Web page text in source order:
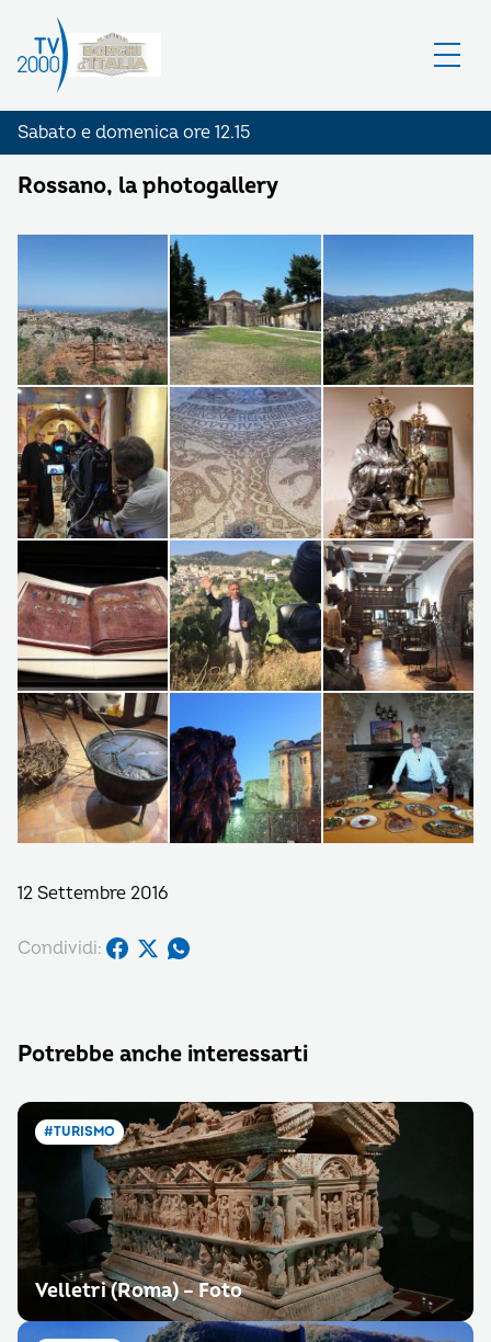
Sabato e domenica ore 12.15
Rossano, la photogallery
12 Settembre 2016
Condividi:
Potrebbe anche interessarti
#TURISMO
Velletri (Roma) – Foto